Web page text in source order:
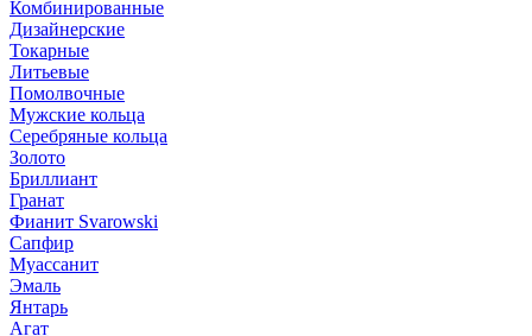
Комбинированные
Дизайнерские
Токарные
Литьевые
Помолвочные
Мужские кольца
Серебряные кольца
Золото
Бриллиант
Гранат
Фианит Svarowski
Сапфир
Муассанит
Эмаль
Янтарь
Агат